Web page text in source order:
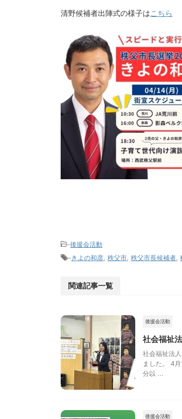
清野候補者出陣式の様子はこちら
-後援会活動
-きよの和彦 秩父市 秩父市長候補者
関連記事一覧
後援会活動
社会福祉
社会福祉法
ました。 4
分以 ...
後援会活動